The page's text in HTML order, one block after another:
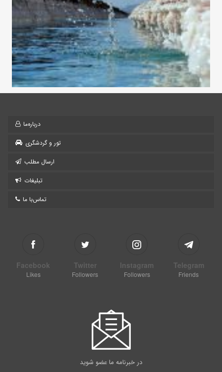
درباره‌ما
تور و گردشگری
ارسال مطلب
تبلیغات
تماس‌با ما
Facebook
Likes
Twitter
Followers
Instagram
Followers
Telegram
Friends
در خبرنامه ما عضو شوید